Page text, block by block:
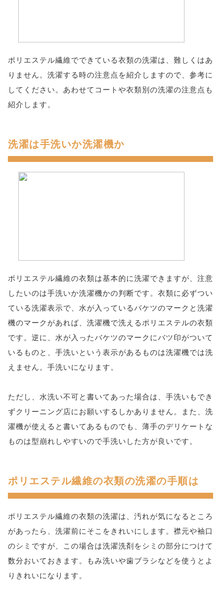
ポリエステル繊維でできている衣類の洗濯は、難しくはあ
りません。洗濯する時の注意点を紹介しますので、参考に
してください。あわせてコートや衣類別の洗濯の注意点も
紹介します。
洗濯は手洗いか洗濯機か
ポリエステル繊維の衣類は基本的に洗濯できますが、注意
したいのは手洗いか洗濯機かの判断です。衣類に必ずつい
ている洗濯表示で、水が入っているバケツのマークと洗濯
機のマークがあれば、洗濯機で洗えるポリエステルの衣類
です。逆に、水が入ったバケツのマークにバツ印がついて
いるものと、手洗いという表示があるものは洗濯機では洗
えません。手洗いになります。
ただし、水洗い不可と書いてあった場合は、手洗いもでき
ずクリーニング店にお願いするしかありません。また、洗
濯機が使えると書いてあるものでも、薄手のデリケートな
ものは型崩れしやすいので手洗いした方が良いです。
ポリエステル繊維の衣類の洗濯の手順は
ポリエステル繊維の衣類の洗濯は、汚れが気になるところ
があったら、洗濯前にそこをきれいにします。襟元や袖口
のシミですが、この場合は洗濯洗剤をシミの部分につけて
数分おいておきます。もみ洗いや歯ブラシなどを使うとよ
りきれいになります。